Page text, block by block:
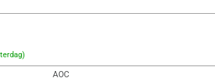
AOC